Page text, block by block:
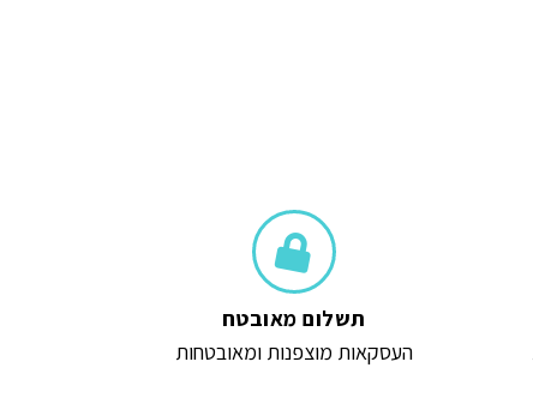
תשלום מאובטח
העסקאות מוצפנות ומאובטחות